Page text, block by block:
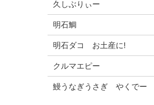
久しぶりぃー
明石鯛
明石ダコ お土産に!
クルマエピー
鰻うなぎうさぎ やくでー